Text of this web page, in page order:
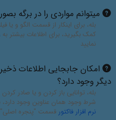
میتوانم مواردی را در برگه
بله، برای اینکار از قسمت الگو و
کمک بگیرید، برای اطلاعات بیشتر به
نمایید
امکان جابجایی اطلاعات
دیگر وجود دارد؟
بله، توانایی باز کردن و یا صادر
شرط وجود همان عناوین وجود دارد،
نرم افزار فاکتور قسمت "پنجره اصلی"